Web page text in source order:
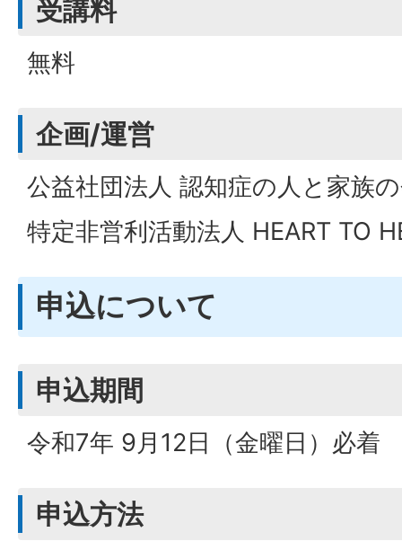
受講料
無料
企画/運営
公益社団法人 認知症の人と家族
特定非営利活動法人 HEART TO
申込について
申込期間
令和7年 9月12日（金曜日）必着
申込方法